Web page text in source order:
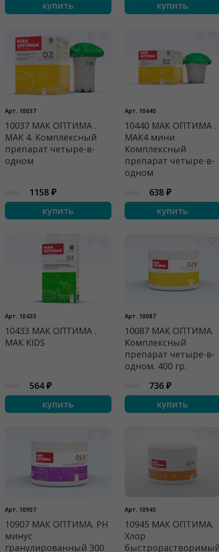
купить
купить
Арт. 10037
10037 МАК ОПТИМА .
MAK 4. Комплексный
препарат четыре-в-
одном
1158 ₽
купить
Арт. 10440
10440 МАК ОПТИМА .
МАК4 мини
Комплексный
препарат четыре-в-
одном
638 ₽
купить
Арт. 10433
10433 МАК ОПТИМА .
МАК KIDS
564 ₽
купить
Арт. 10087
10087 МАК ОПТИМА.
Комплексный
препарат четыре-в-
одном. 400 гр.
736 ₽
купить
Арт. 10907
10907 МАК ОПТИМА. PH
минус
гранулированный 300
Арт. 10945
10945 МАК ОПТИМА.
Хлор